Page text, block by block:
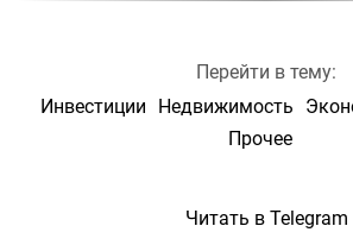
Перейти в тему:
Инвестиции
Недвижимость
Прочее
Читать в Telegram